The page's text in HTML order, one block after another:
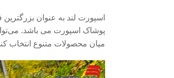
اسپورت لند به عنوان
پوشاک اسپورت می باشد.
میان محصولات متنوع انتخاب